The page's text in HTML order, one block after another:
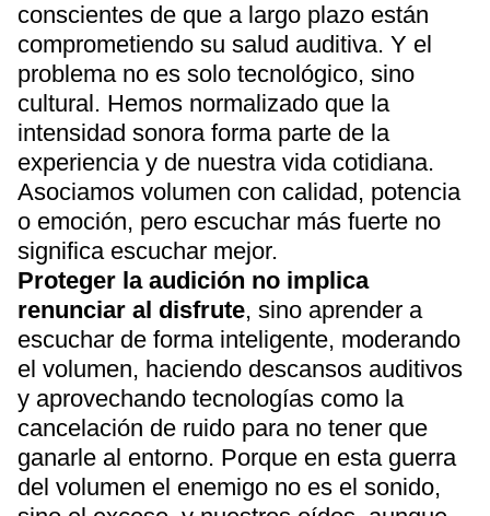
conscientes de que a largo plazo están
comprometiendo su salud auditiva. Y el
problema no es solo tecnológico, sino
cultural. Hemos normalizado que la
intensidad sonora forma parte de la
experiencia y de nuestra vida cotidiana.
Asociamos volumen con calidad, potencia
o emoción, pero escuchar más fuerte no
significa escuchar mejor.
Proteger la audición no implica
renunciar al disfrute, sino aprender a
escuchar de forma inteligente, moderando
el volumen, haciendo descansos auditivos
y aprovechando tecnologías como la
cancelación de ruido para no tener que
ganarle al entorno. Porque en esta guerra
del volumen el enemigo no es el sonido,